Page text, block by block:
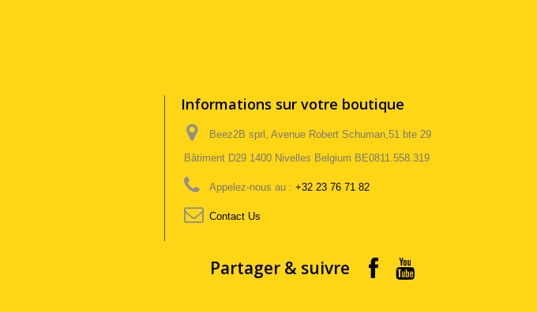
Informations sur votre boutique
Beez2B sprl, Avenue Robert Schuman,51 bte 29
Bâtiment D29 1400 Nivelles Belgium BE0811.558.319
Appelez-nous au : +32 23 76 71 82
Contact Us
Partager & suivre